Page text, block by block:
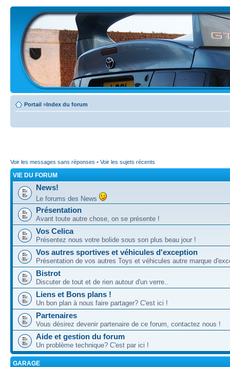
Portail »Index du forum
Voir les messages sans réponses • Voir les sujets récents
VIE DU FORUM
News!
Le forums des News
Présentation
Avant toute autre chose, on se présente !
Vos Celica
Présentez nous votre bolide sous son plus beau jour !
Vos autres sportives et véhicules d'exception
Présentation de vos autres Toys et véhicules autre marque
Bistrot
Discuter de tout et de rien autour d'un verre..
Liens et Bons plans !
Un bon plan à nous faire partager? C'est ici !
Partenaires
Vous désirez devenir partenaire de ce forum, contactez nous !
Aide et gestion du forum
Un problème technique? C'est par ici !
GARAGE